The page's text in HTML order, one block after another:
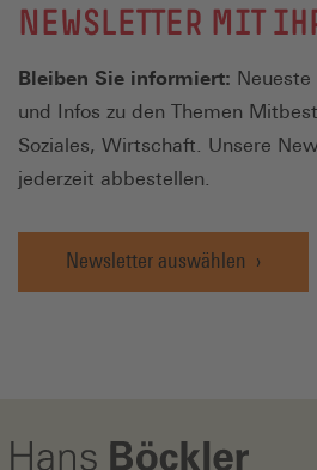
NEWSLETTER MIT
Bleiben Sie informiert: Neueste
und Infos zu den Themen
Soziales, Wirtschaft. Unsere
jederzeit abbestellen.
Newsletter auswählen